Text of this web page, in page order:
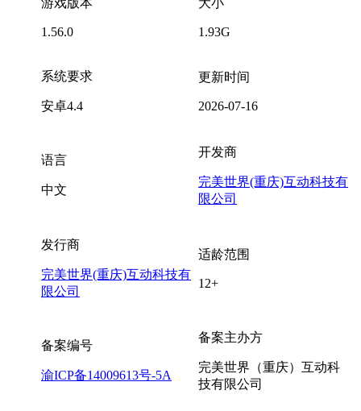
游戏版本
1.56.0
大小
1.93G
系统要求
安卓4.4
更新时间
2026-07-16
语言
中文
开发商
完美世界(重庆)互动科技有
限公司
发行商
完美世界(重庆)互动科技有
限公司
适龄范围
12+
备案编号
渝ICP备14009613号-5A
备案主办方
完美世界（重庆）互动科
技有限公司